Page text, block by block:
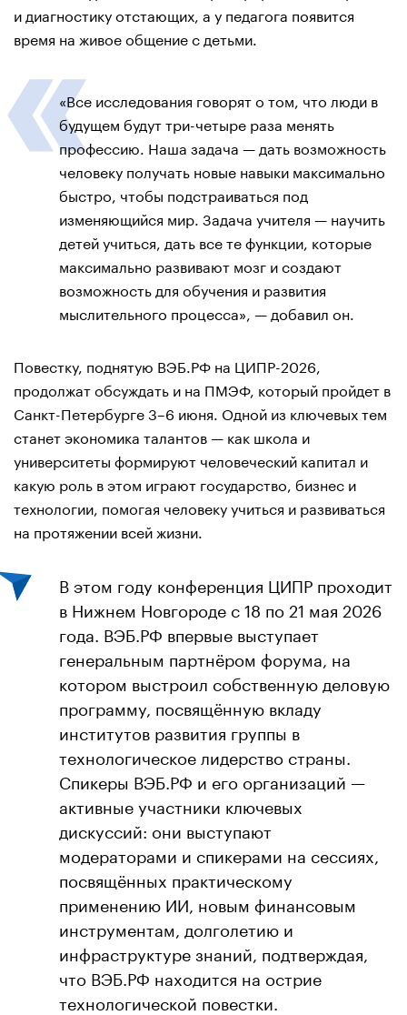
и диагностику отстающих, а у педагога появится
время на живое общение с детьми.
«Все исследования говорят о том, что люди в
будущем будут три-четыре раза менять
профессию. Наша задача — дать возможность
человеку получать новые навыки максимально
быстро, чтобы подстраиваться под
изменяющийся мир. Задача учителя — научить
детей учиться, дать все те функции, которые
максимально развивают мозг и создают
возможность для обучения и развития
мыслительного процесса», — добавил он.
Повестку, поднятую ВЭБ.РФ на ЦИПР-2026,
продолжат обсуждать и на ПМЭФ, который пройдет в
Санкт-Петербурге 3–6 июня. Одной из ключевых тем
станет экономика талантов — как школа и
университеты формируют человеческий капитал и
какую роль в этом играют государство, бизнес и
технологии, помогая человеку учиться и развиваться
на протяжении всей жизни.
В этом году конференция ЦИПР проходит
в Нижнем Новгороде с 18 по 21 мая 2026
года. ВЭБ.РФ впервые выступает
генеральным партнёром форума, на
котором выстроил собственную деловую
программу, посвящённую вкладу
институтов развития группы в
технологическое лидерство страны.
Спикеры ВЭБ.РФ и его организаций —
активные участники ключевых
дискуссий: они выступают
модераторами и спикерами на сессиях,
посвящённых практическому
применению ИИ, новым финансовым
инструментам, долголетию и
инфраструктуре знаний, подтверждая,
что ВЭБ.РФ находится на острие
технологической повестки.